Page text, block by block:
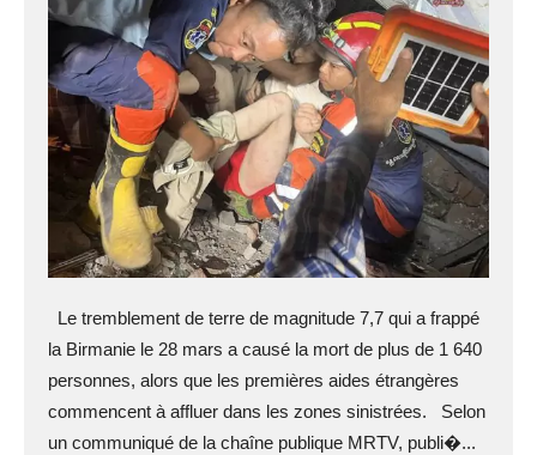
Le tremblement de terre de magnitude 7,7 qui a frappé
la Birmanie le 28 mars a causé la mort de plus de 1 640
personnes, alors que les premières aides étrangères
commencent à affluer dans les zones sinistrées. Selon
un communiqué de la chaîne publique MRTV, publi�...